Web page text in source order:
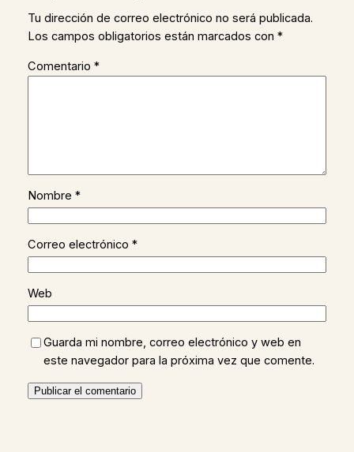
Tu dirección de correo electrónico no será publicada.
Los campos obligatorios están marcados con *
Comentario *
Nombre *
Correo electrónico *
Web
Guarda mi nombre, correo electrónico y web en
este navegador para la próxima vez que comente.